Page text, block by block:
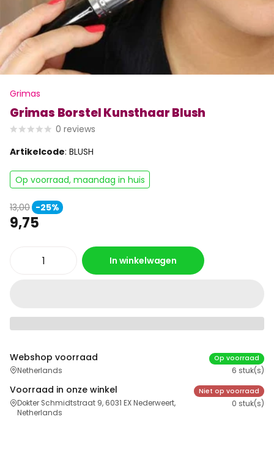
Grimas
Grimas Borstel Kunsthaar Blush
0 reviews
Artikelcode: BLUSH
Op voorraad, maandag in huis
13,00 -25%
9,75
In winkelwagen
Webshop voorraad
Netherlands
Op voorraad
6 stuk(s)
Voorraad in onze winkel
Dokter Schmidtstraat 9, 6031 EX Nederweert,
Netherlands
Niet op voorraad
0 stuk(s)